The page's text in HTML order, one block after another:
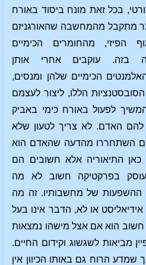
בכל זאת מונח ביסוד באורח
מתקבל מהמחשבה שהאורגניזם
הפיזי, מהחומרים הכימיים
בזה. עוקבים אחרי אותן
הכימיים שלהן ומנסים,
הללו, ליצור לעצמם
לפעול באורח כימי באביק
האדם. לא צריך לטעון שלא
השתחררו מהדעה שהאדם הוא
התיאוריה אלא חשובים הם
בפרקטיקה חשוב לא מה
של מחשבותיו. זה מה
או לא, הדבר אינו בעל
הוא אם אצל מישהו נמצאות
מביאות לשגשוג וקידום החיים.
הרוח גם באותו הכיוון אין